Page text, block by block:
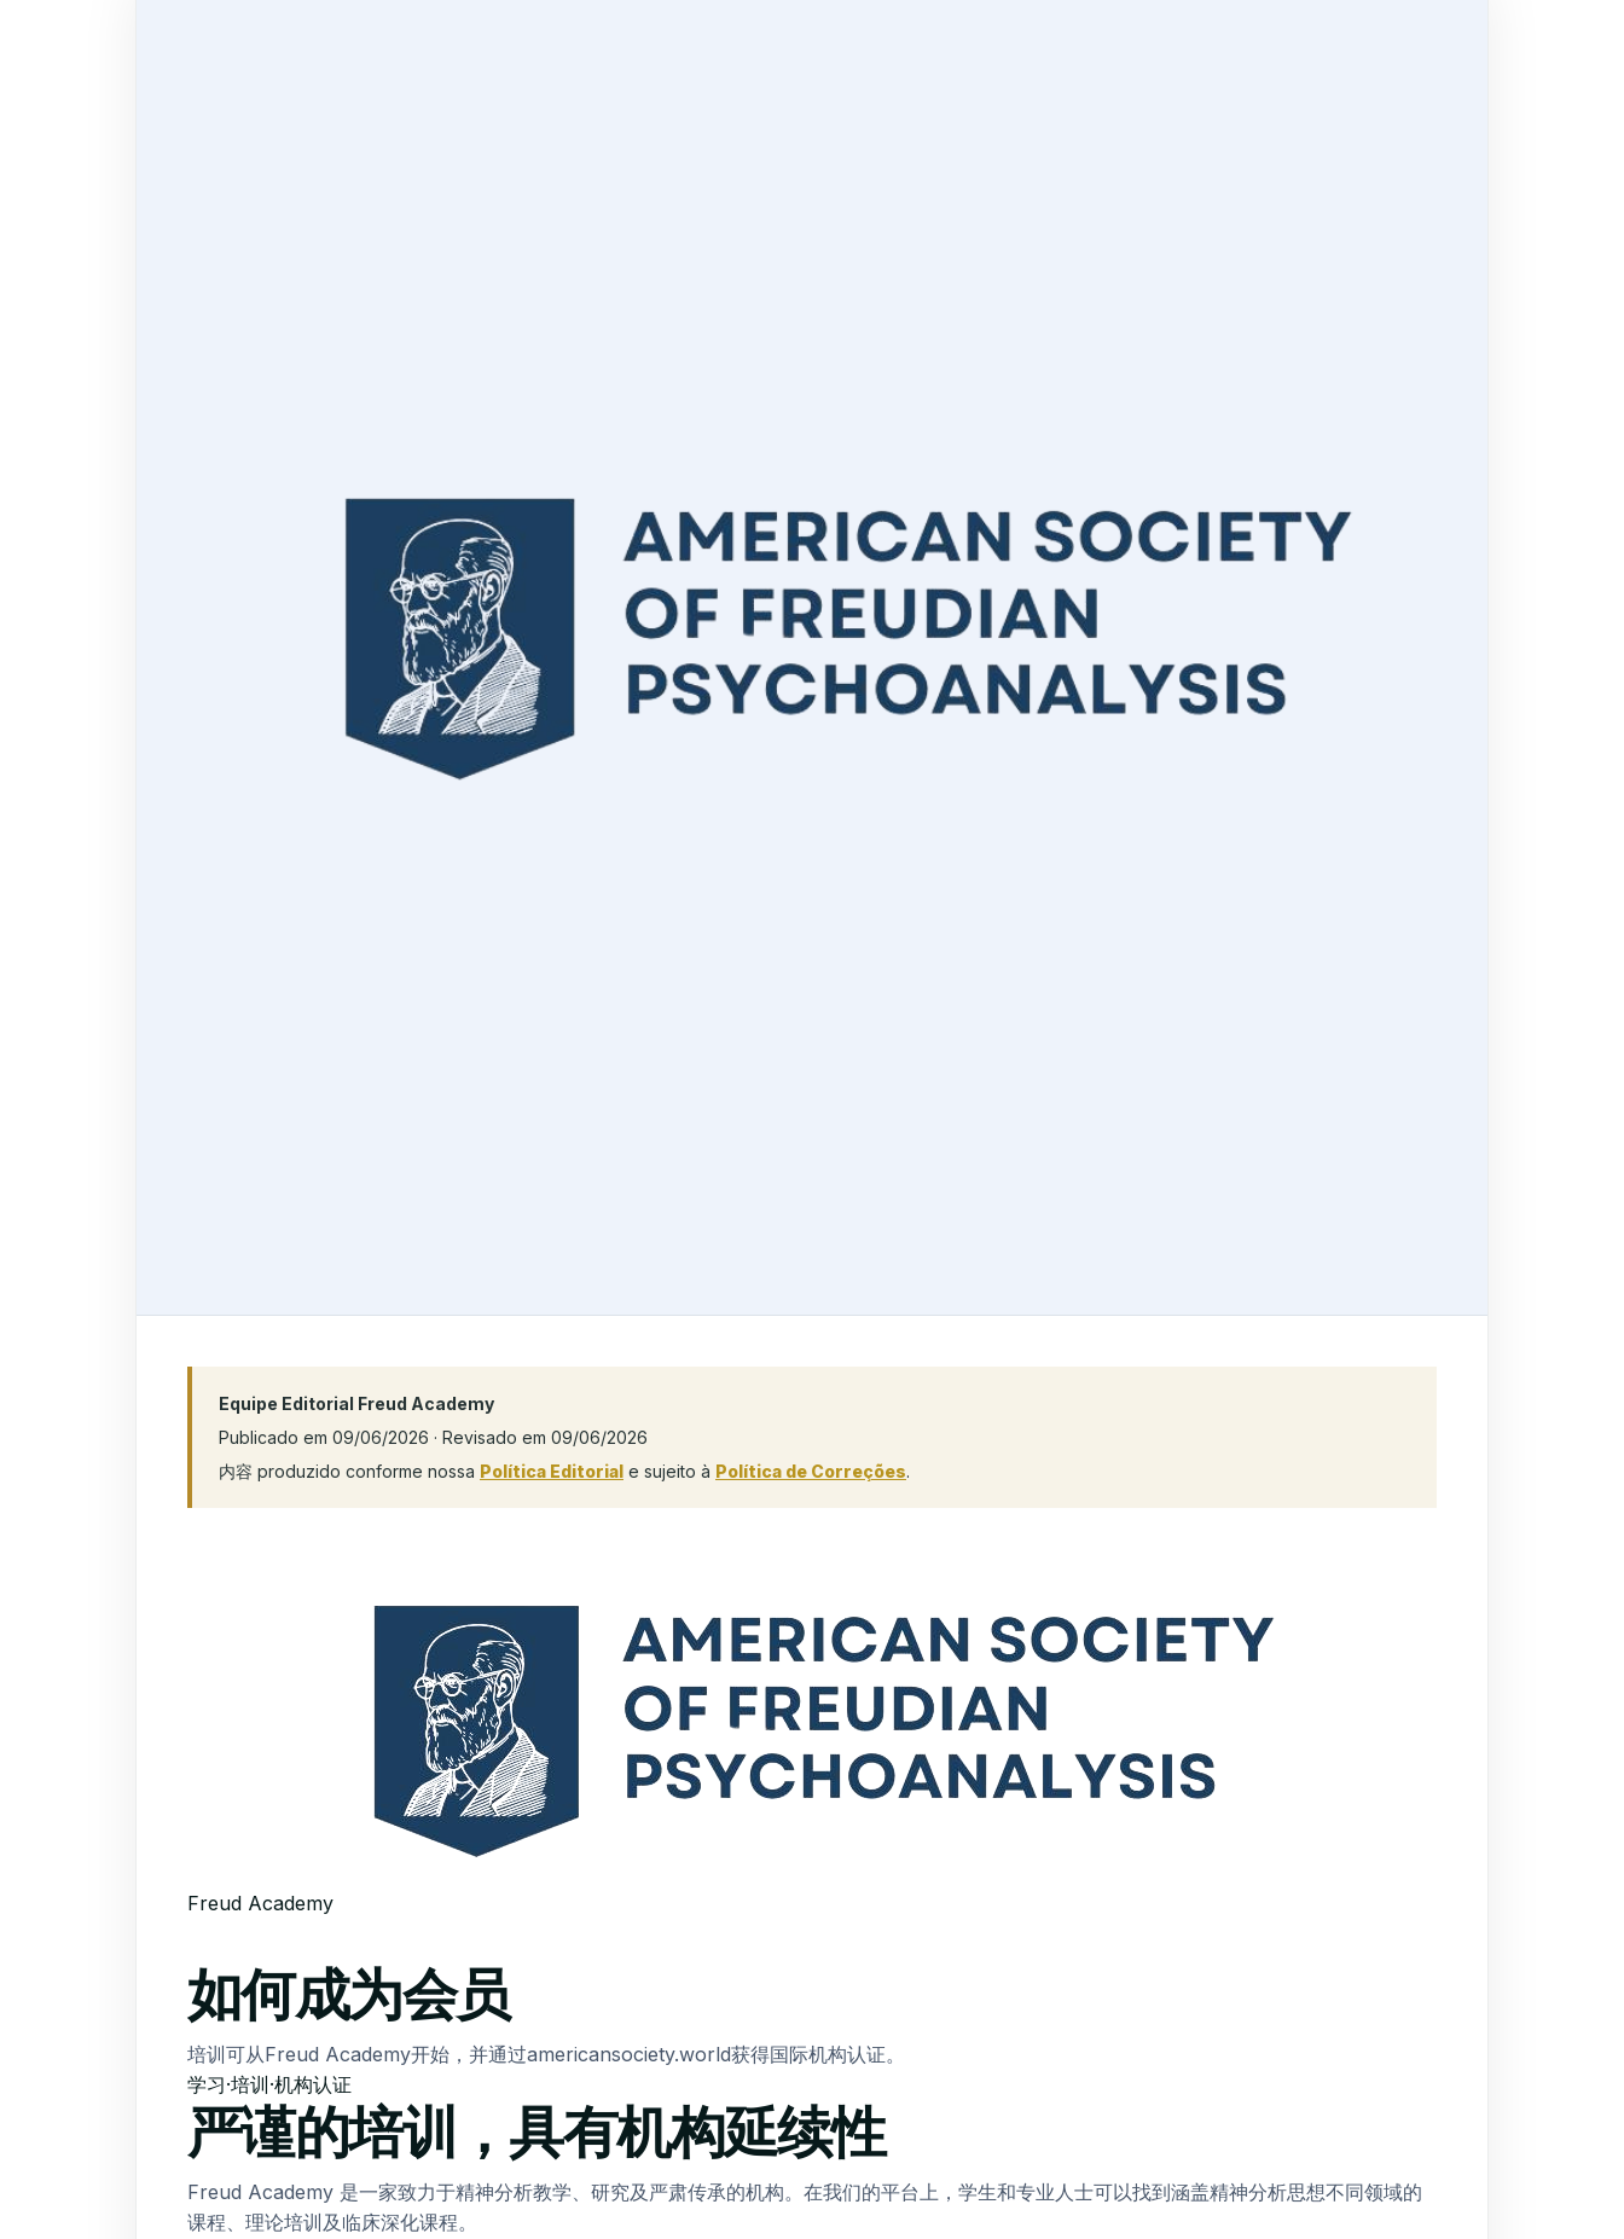
Equipe Editorial Freud Academy
Publicado em 09/06/2026 · Revisado em 09/06/2026
内容 produzido conforme nossa Política Editorial e sujeito à Política de Correções.
Freud Academy
如何成为会员
培训可从Freud Academy开始，并通过americansociety.world获得国际机构认证。
学习·培训·机构认证
严谨的培训，具有机构延续性
Freud Academy 是一家致力于精神分析教学、研究及严肃传承的机构。在我们的平台上，学生和专业人士可以找到涵盖精神分析思想不同领域的
课程、理论培训及临床深化课程。